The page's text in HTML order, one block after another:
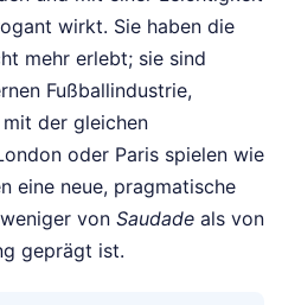
wirkt. Sie haben die
mehr erlebt; sie sind
Fußballindustrie,
der gleichen
oder Paris spielen wie
eine neue, pragmatische
von Saudade als von
geprägt ist.